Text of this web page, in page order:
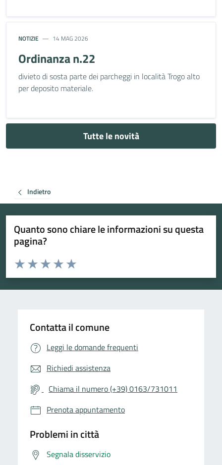
NOTIZIE 14 MAG 2026
Ordinanza n.22
divieto di sosta parte dei parcheggi in località Trogo alto
per deposito materiale.
Tutte le novità
Indietro
Quanto sono chiare le informazioni su questa
pagina?
Valuta da 1 a 5 stelle la pagina
Valuta 5 stelle su 5
Valuta 4 stelle su 5
Valuta 3 stelle su 5
Valuta 2 stelle su 5
Valuta 1 stelle su 5
Contatta il comune
Leggi le domande frequenti
Richiedi assistenza
Chiama il numero (+39) 0163/731011
Prenota appuntamento
Problemi in città
Segnala disservizio